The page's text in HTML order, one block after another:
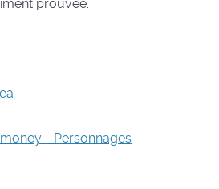
prouvée.
- Personnages